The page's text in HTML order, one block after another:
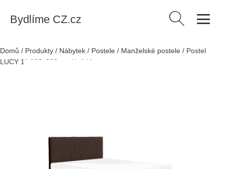
Bydlíme CZ.cz Vyhledávání
Domů / Produkty / Nábytek / Postele / Manželské postele / Postel
LUCY 11 160x200 cm Hnědá